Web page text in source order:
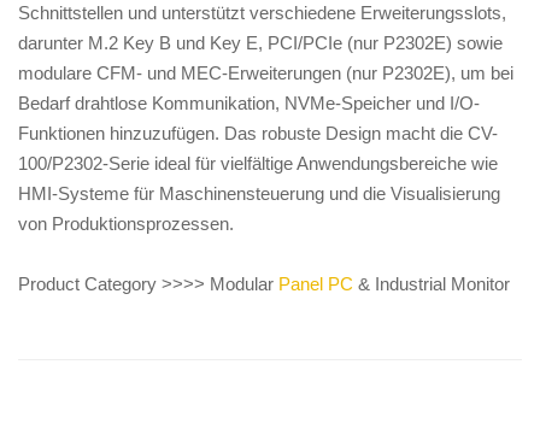
Schnittstellen und unterstützt verschiedene Erweiterungsslots,
darunter M.2 Key B und Key E, PCI/PCIe (nur P2302E) sowie
modulare CFM- und MEC-Erweiterungen (nur P2302E), um bei
Bedarf drahtlose Kommunikation, NVMe-Speicher und I/O-
Funktionen hinzuzufügen. Das robuste Design macht die CV-
100/P2302-Serie ideal für vielfältige Anwendungsbereiche wie
HMI-Systeme für Maschinensteuerung und die Visualisierung
von Produktionsprozessen.
Product Category >>>> Modular Panel PC & Industrial Monitor